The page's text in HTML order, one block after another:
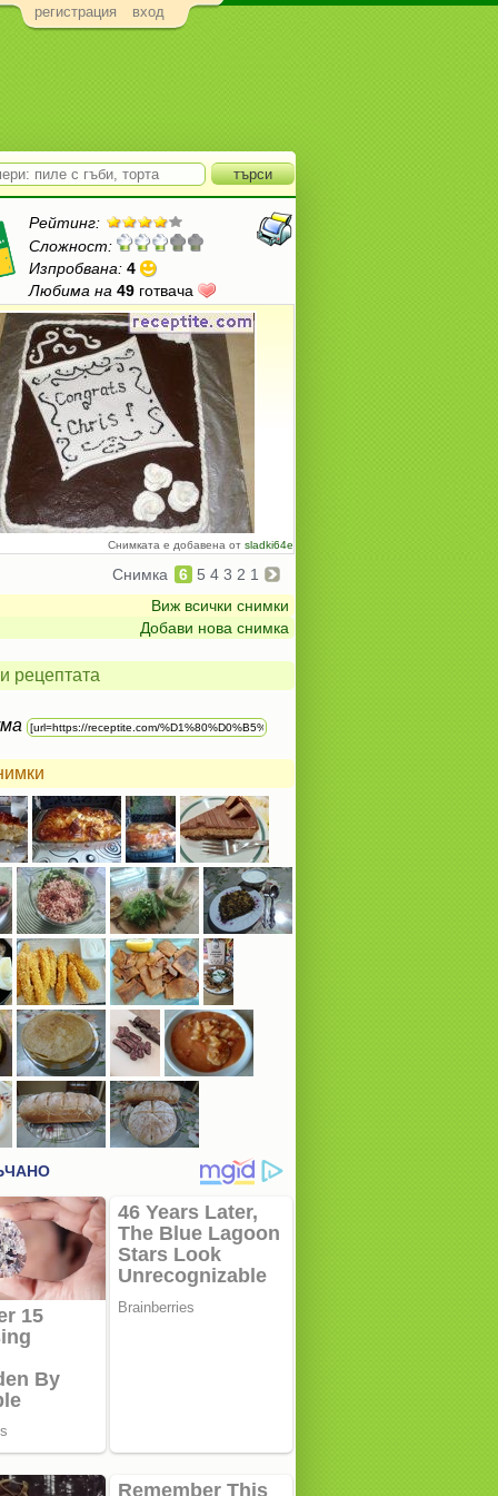
регистрация вход
Рейтинг:
Сложност:
Изпробвана: 4
Любима на 49 готвача
Снимката е добавена от sladki64e
Снимка 6 5 4 3 2 1
Виж всички снимки
Добави нова снимка
рецептата